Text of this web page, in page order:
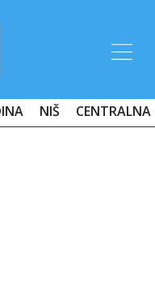
NIŠ CENTRALNA